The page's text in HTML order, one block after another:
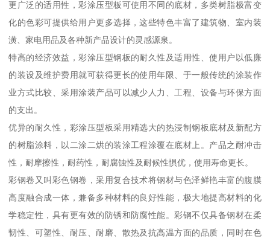
更广泛的适用性，彩涂压型板可使用不同的底材，多类树脂极富变
化的色彩可提供给用户更多选择，这些特色丰富了建筑物、室内装
潢、家电用品及各种新产品设计的灵感源泉。
特高的经济效益，彩涂压型钢板的耐久性及适用性、使用户以低廉
的装设及维护费用就可获得更长的使用年限、于一般传统的涂装作
业方式比较、采用涂装产品可以减少人力、工程、设备与环保方面
的支出。
优异的耐久性，彩涂压型板采用精选大的热浸制钢板底材及新配方
的树脂涂料，以二涂二烘的装涂工程涂覆在底材上。产品之耐冲击
性，耐摩擦性，耐药性，耐腐蚀性及耐候性惧优，使用寿命更长。
彩钢卷又叫彩色钢卷，采用复合技术将钢材与色泽鲜艳丰富的腹膜
高度融合成一体，兼备多种材料的良好性能，极大地提高材料的化
学稳定性，具有更有效的防锈和防腐性能。彩钢不仅具备钢材在柔
韧性、可塑性、耐压、耐磨、散热及抗高温方面的品质，同时在色